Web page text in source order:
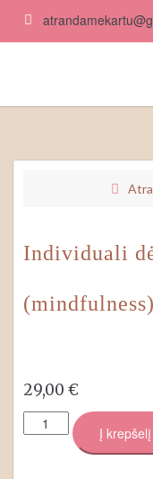
Individuali
29,00 €
produkto
kiekis:
Individuali
Į krepšelį